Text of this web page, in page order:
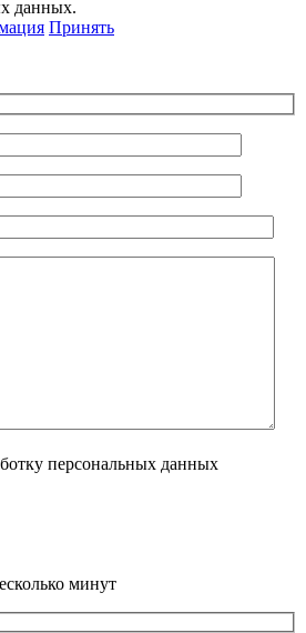
данных.
Принять
персональных данных
минут